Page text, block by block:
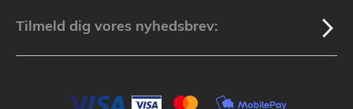
Tilmeld dig vores nyhedsbrev: